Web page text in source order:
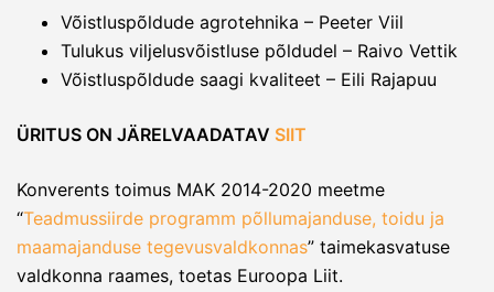
Võistluspõldude agrotehnika – Peeter Viil
Tulukus viljelusvõistluse põldudel – Raivo Vettik
Võistluspõldude saagi kvaliteet – Eili Rajapuu
ÜRITUS ON JÄRELVAADATAV SIIT
Konverents toimus MAK 2014-2020 meetme
“Teadmussiirde programm põllumajanduse, toidu ja
maamajanduse tegevusvaldkonnas” taimekasvatuse
valdkonna raames, toetas Euroopa Liit.